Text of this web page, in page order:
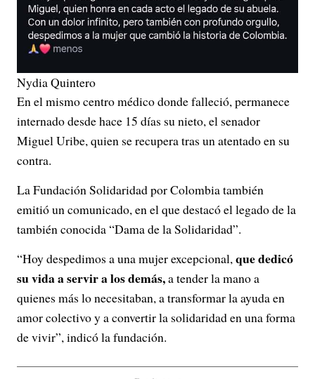
Nydia Quintero
En el mismo centro médico donde falleció, permanece
internado desde hace 15 días su nieto, el senador
Miguel Uribe, quien se recupera tras un atentado en su
contra.
La Fundación Solidaridad por Colombia también
emitió un comunicado, en el que destacó el legado de la
también conocida “Dama de la Solidaridad”.
“Hoy despedimos a una mujer excepcional, que dedicó
su vida a servir a los demás,a tender la mano a
quienes más lo necesitaban, a transformar la ayuda en
amor colectivo y a convertir la solidaridad en una forma
de vivir”, indicó la fundación.